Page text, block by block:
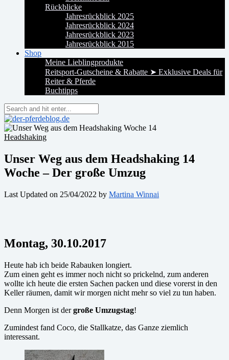
Rückblicke
Jahresrückblick 2025
Jahresrückblick 2024
Jahresrückblick 2023
Jahresrückblick 2015
Shop
Meine Lieblingprodukte
Reitsport-Gutscheine & Rabatte ➤ Exklusive Deals für
Reiter & Pferde
Buchtipps
Headshaking
Unser Weg aus dem Headshaking 14
Woche – Der große Umzug
Last Updated on 25/04/2022 by Martina Winnai
Montag, 30.10.2017
Heute hab ich beide Rabauken longiert.
Zum einen geht es immer noch nicht so prickelnd, zum anderen
wollte ich heute die ersten Sachen packen und diese vorerst in den
Keller räumen, damit wir morgen nicht mehr so viel zu tun haben.
Denn Morgen ist dergroße Umzugstag!
Zumindest fand Coco, die Stallkatze, das Ganze ziemlich
interessant.